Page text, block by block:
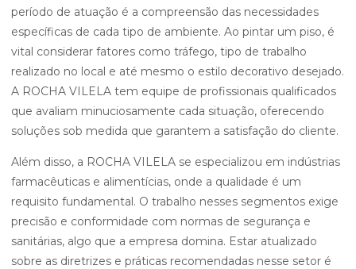
período de atuação é a compreensão das necessidades
específicas de cada tipo de ambiente. Ao pintar um piso, é
vital considerar fatores como tráfego, tipo de trabalho
realizado no local e até mesmo o estilo decorativo desejado.
A ROCHA VILELA tem equipe de profissionais qualificados
que avaliam minuciosamente cada situação, oferecendo
soluções sob medida que garantem a satisfação do cliente.
Além disso, a ROCHA VILELA se especializou em indústrias
farmacêuticas e alimentícias, onde a qualidade é um
requisito fundamental. O trabalho nesses segmentos exige
precisão e conformidade com normas de segurança e
sanitárias, algo que a empresa domina. Estar atualizado
sobre as diretrizes e práticas recomendadas nesse setor é